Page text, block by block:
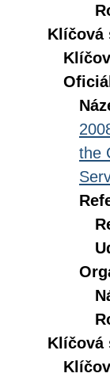
Klíčová
the
Klíčová